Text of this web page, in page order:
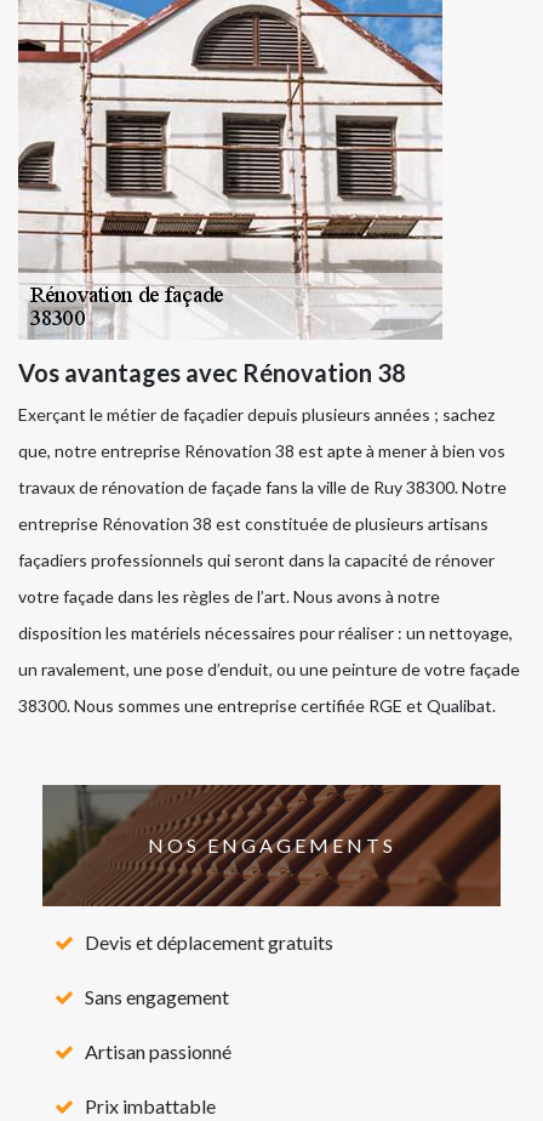
Vos avantages avec Rénovation 38
Exerçant le métier de façadier depuis plusieurs années ; sachez
que, notre entreprise Rénovation 38 est apte à mener à bien vos
travaux de rénovation de façade fans la ville de Ruy 38300. Notre
entreprise Rénovation 38 est constituée de plusieurs artisans
façadiers professionnels qui seront dans la capacité de rénover
votre façade dans les règles de l’art. Nous avons à notre
disposition les matériels nécessaires pour réaliser : un nettoyage,
un ravalement, une pose d’enduit, ou une peinture de votre façade
38300. Nous sommes une entreprise certifiée RGE et Qualibat.
NOS ENGAGEMENTS
Devis et déplacement gratuits
Sans engagement
Artisan passionné
Prix imbattable